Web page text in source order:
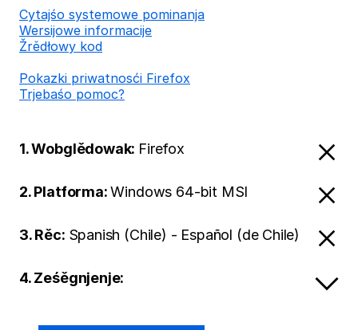
Cytajśo systemowe pominanja
Wersijowe informacije
Žrědłowy kod
Pokazki priwatnosći Firefox
Trjebaśo pomoc?
1. Wobglědowak: Firefox
2. Platforma:Windows 64-bit MSI
3. Rěc: Spanish (Chile) - Español (de Chile)
4. Ześěgnjenje: